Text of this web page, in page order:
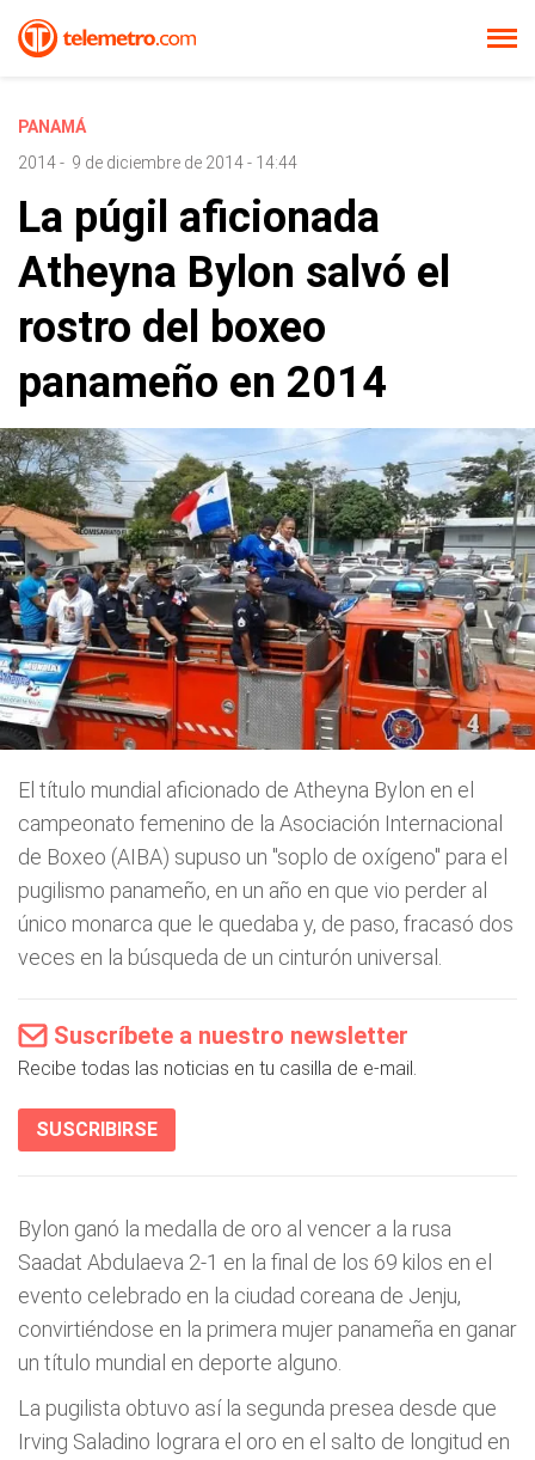
PANAMÁ
2014- 9 de diciembre de 2014 - 14:44
La púgil aficionada
Atheyna Bylon salvó el
rostro del boxeo
panameño en 2014
El título mundial aficionado de Atheyna Bylon en el
campeonato femenino de la Asociación Internacional
de Boxeo (AIBA) supuso un "soplo de oxígeno" para el
pugilismo panameño, en un año en que vio perder al
único monarca que le quedaba y, de paso, fracasó dos
veces en la búsqueda de un cinturón universal.
Suscríbete a nuestro newsletter
Recibe todas las noticias en tu casilla de e-mail.
SUSCRIBIRSE
Bylon ganó la medalla de oro al vencer a la rusa
Saadat Abdulaeva 2-1 en la final de los 69 kilos en el
evento celebrado en la ciudad coreana de Jenju,
convirtiéndose en la primera mujer panameña en ganar
un título mundial en deporte alguno.
La pugilista obtuvo así la segunda presea desde que
Irving Saladino lograra el oro en el salto de longitud en